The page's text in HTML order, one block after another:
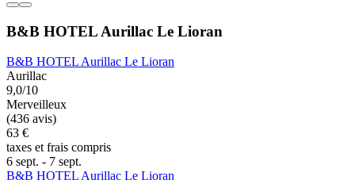
B&B HOTEL Aurillac Le Lioran
B&B HOTEL Aurillac Le Lioran
Aurillac
9,0/10
Merveilleux
(436 avis)
63 €
taxes et frais compris
6 sept. - 7 sept.
B&B HOTEL Aurillac Le Lioran